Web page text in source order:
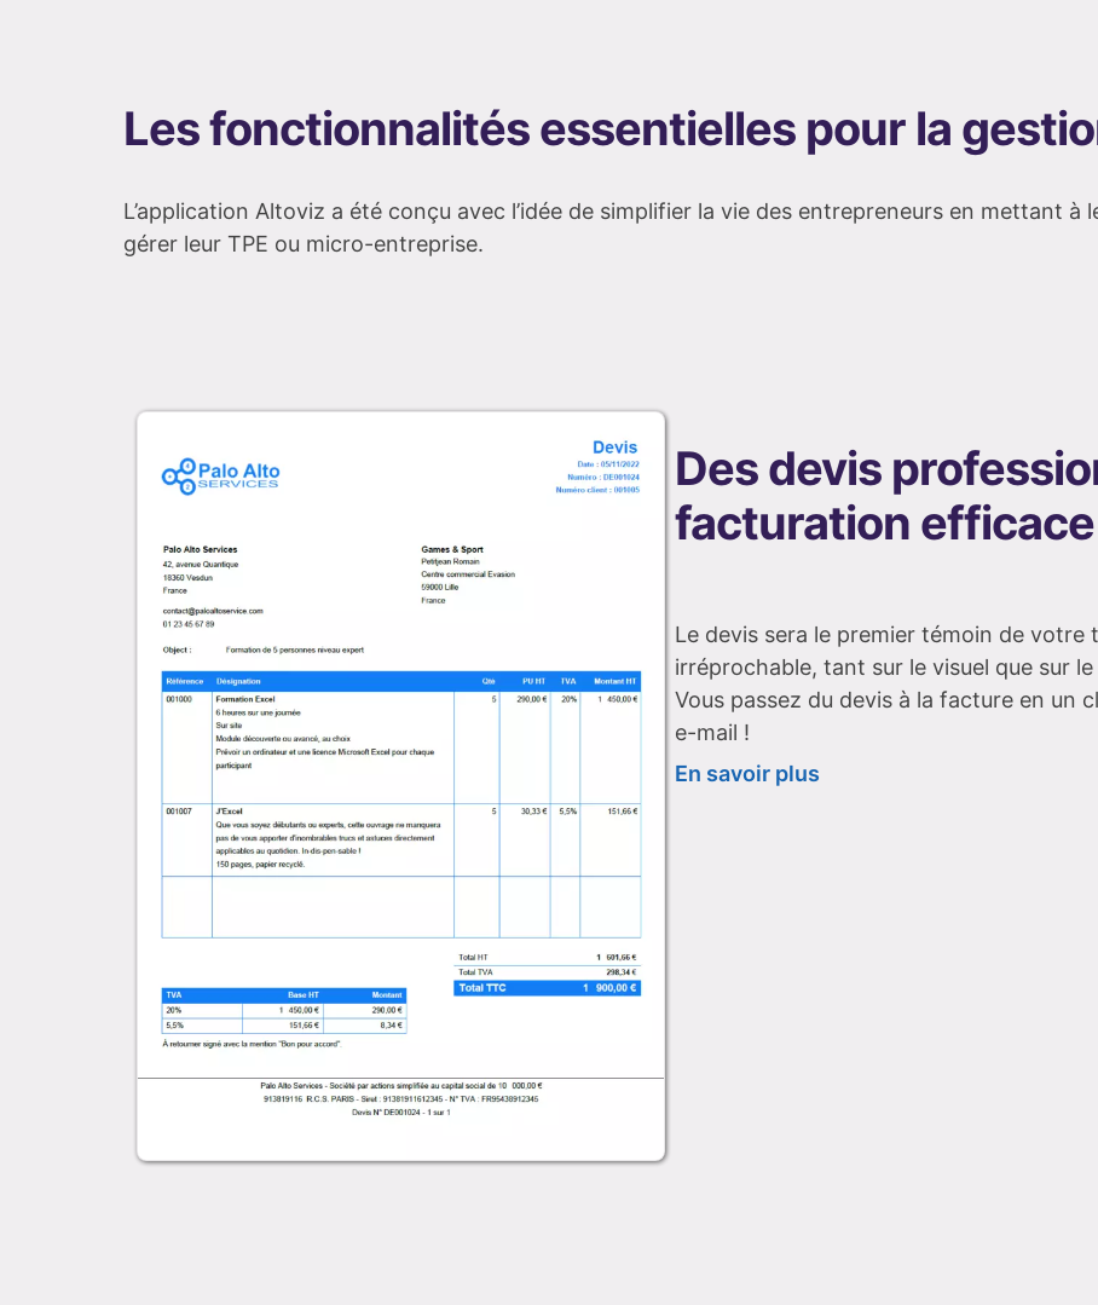
Les fonctionnalités essentielles pour la
L’application Altoviz a été conçu avec l’idée de simplifier la vie des entrepreneurs en mettant
gérer leur TPE ou micro-entreprise.
Des devis
facturation efficace
Le devis sera le premier témoin de votre
irréprochable, tant sur le visuel que sur
Vous passez du devis à la facture en un
e-mail !
En savoir plus